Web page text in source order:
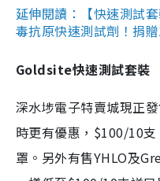
延伸閱讀：【快速測試
毒抗原快速測試劑！捐
Goldsite快速測試套裝
深水埗電子特賣城現正
時更有優惠，$100/10
罩。另外有售YHLO及